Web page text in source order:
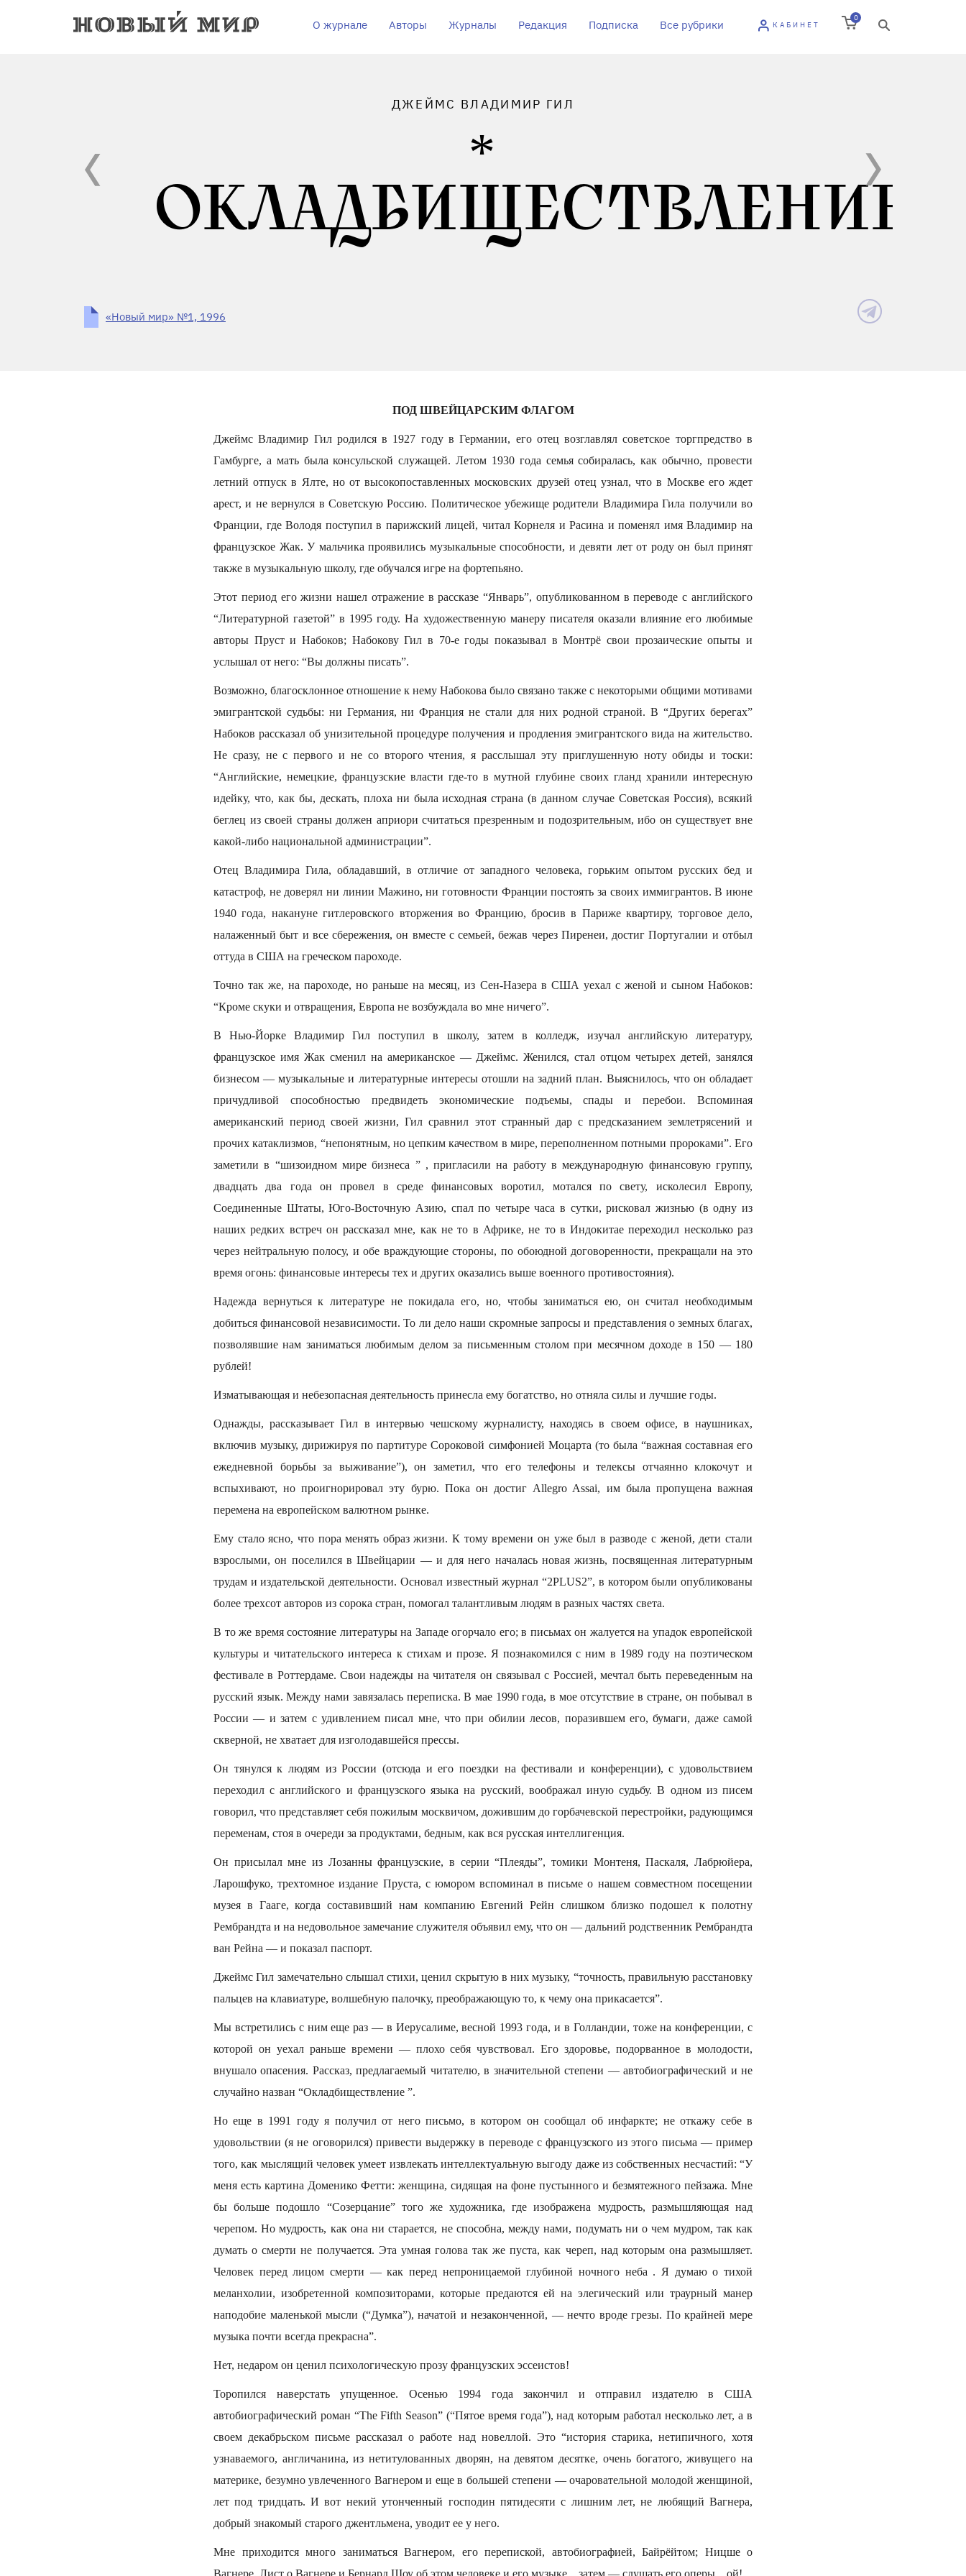
О журнале Авторы Журналы Редакция Подписка Все рубрики КАБИНЕТ
0
ДЖЕЙМС ВЛАДИМИР ГИЛ
ОКЛАДБИЩЕСТВЛЕНИЕ
«Новый мир» №1, 1996
ПОД ШВЕЙЦАРСКИМ ФЛАГОМ
Джеймс Владимир Гил родился в 1927 году в Германии, его отец возглавлял советское торгпредство в
Гамбурге, а мать была консульской служащей. Летом 1930 года семья собиралась, как обычно, провести
летний отпуск в Ялте, но от высокопоставленных московских друзей отец узнал, что в Москве его ждет
арест, и не вернулся в Советскую Россию. Политическое убежище родители Владимира Гила получили во
Франции, где Володя поступил в парижский лицей, читал Корнеля и Расина и поменял имя Владимир на
французское Жак. У мальчика проявились музыкальные способности, и девяти лет от роду он был принят
также в музыкальную школу, где обучался игре на фортепьяно.
Этот период его жизни нашел отражение в рассказе “Январь”, опубликованном в переводе с английского
“Литературной газетой” в 1995 году. На художественную манеру писателя оказали влияние его любимые
авторы Пруст и Набоков; Набокову Гил в 70-е годы показывал в Монтрё свои прозаические опыты и
услышал от него: “Вы должны писать”.
Возможно, благосклонное отношение к нему Набокова было связано также с некоторыми общими мотивами
эмигрантской судьбы: ни Германия, ни Франция не стали для них родной страной. В “Других берегах”
Набоков рассказал об унизительной процедуре получения и продления эмигрантского вида на жительство.
Не сразу, не с первого и не со второго чтения, я расслышал эту приглушенную ноту обиды и тоски:
“Английские, немецкие, французские власти где-то в мутной глубине своих гланд хранили интересную
идейку, что, как бы, дескать, плоха ни была исходная страна (в данном случае Советская Россия), всякий
беглец из своей страны должен априори считаться презренным и подозрительным, ибо он существует вне
какой-либо национальной администрации”.
Отец Владимира Гила, обладавший, в отличие от западного человека, горьким опытом русских бед и
катастроф, не доверял ни линии Мажино, ни готовности Франции постоять за своих иммигрантов. В июне
1940 года, накануне гитлеровского вторжения во Францию, бросив в Париже квартиру, торговое дело,
налаженный быт и все сбережения, он вместе с семьей, бежав через Пиренеи, достиг Португалии и отбыл
оттуда в США на греческом пароходе.
Точно так же, на пароходе, но раньше на месяц, из Сен-Назера в США уехал с женой и сыном Набоков:
“Кроме скуки и отвращения, Европа не возбуждала во мне ничего”.
В Нью-Йорке Владимир Гил поступил в школу, затем в колледж, изучал английскую литературу,
французское имя Жак сменил на американское — Джеймс. Женился, стал отцом четырех детей, занялся
бизнесом — музыкальные и литературные интересы отошли на задний план. Выяснилось, что он обладает
причудливой способностью предвидеть экономические подъемы, спады и перебои. Вспоминая
американский период своей жизни, Гил сравнил этот странный дар с предсказанием землетрясений и
прочих катаклизмов, “непонятным, но цепким качеством в мире, переполненном потными пророками”. Его
заметили в “шизоидном мире бизнеса ” , пригласили на работу в международную финансовую группу,
двадцать два года он провел в среде финансовых воротил, мотался по свету, исколесил Европу,
Соединенные Штаты, Юго-Восточную Азию, спал по четыре часа в сутки, рисковал жизнью (в одну из
наших редких встреч он рассказал мне, как не то в Африке, не то в Индокитае переходил несколько раз
через нейтральную полосу, и обе враждующие стороны, по обоюдной договоренности, прекращали на это
время огонь: финансовые интересы тех и других оказались выше военного противостояния).
Надежда вернуться к литературе не покидала его, но, чтобы заниматься ею, он считал необходимым
добиться финансовой независимости. То ли дело наши скромные запросы и представления о земных благах,
позволявшие нам заниматься любимым делом за письменным столом при месячном доходе в 150 — 180
рублей!
Изматывающая и небезопасная деятельность принесла ему богатство, но отняла силы и лучшие годы.
Однажды, рассказывает Гил в интервью чешскому журналисту, находясь в своем офисе, в наушниках,
включив музыку, дирижируя по партитуре Сороковой симфонией Моцарта (то была “важная составная его
ежедневной борьбы за выживание”), он заметил, что его телефоны и телексы отчаянно клокочут и
вспыхивают, но проигнорировал эту бурю. Пока он достиг Allegro Assai, им была пропущена важная
перемена на европейском валютном рынке.
Ему стало ясно, что пора менять образ жизни. К тому времени он уже был в разводе с женой, дети стали
взрослыми, он поселился в Швейцарии — и для него началась новая жизнь, посвященная литературным
трудам и издательской деятельности. Основал известный журнал “2PLUS2”, в котором были опубликованы
более трехсот авторов из сорока стран, помогал талантливым людям в разных частях света.
В то же время состояние литературы на Западе огорчало его; в письмах он жалуется на упадок европейской
культуры и читательского интереса к стихам и прозе. Я познакомился с ним в 1989 году на поэтическом
фестивале в Роттердаме. Свои надежды на читателя он связывал с Россией, мечтал быть переведенным на
русский язык. Между нами завязалась переписка. В мае 1990 года, в мое отсутствие в стране, он побывал в
России — и затем с удивлением писал мне, что при обилии лесов, поразившем его, бумаги, даже самой
скверной, не хватает для изголодавшейся прессы.
Он тянулся к людям из России (отсюда и его поездки на фестивали и конференции), с удовольствием
переходил с английского и французского языка на русский, воображал иную судьбу. В одном из писем
говорил, что представляет себя пожилым москвичом, дожившим до горбачевской перестройки, радующимся
переменам, стоя в очереди за продуктами, бедным, как вся русская интеллигенция.
Он присылал мне из Лозанны французские, в серии “Плеяды”, томики Монтеня, Паскаля, Лабрюйера,
Ларошфуко, трехтомное издание Пруста, с юмором вспоминал в письме о нашем совместном посещении
музея в Гааге, когда составивший нам компанию Евгений Рейн слишком близко подошел к полотну
Рембрандта и на недовольное замечание служителя объявил ему, что он — дальний родственник Рембрандта
ван Рейна — и показал паспорт.
Джеймс Гил замечательно слышал стихи, ценил скрытую в них музыку, “точность, правильную расстановку
пальцев на клавиатуре, волшебную палочку, преображающую то, к чему она прикасается”.
Мы встретились с ним еще раз — в Иерусалиме, весной 1993 года, и в Голландии, тоже на конференции, с
которой он уехал раньше времени — плохо себя чувствовал. Его здоровье, подорванное в молодости,
внушало опасения. Рассказ, предлагаемый читателю, в значительной степени — автобиографический и не
случайно назван “Окладбиществление ”.
Но еще в 1991 году я получил от него письмо, в котором он сообщал об инфаркте; не откажу себе в
удовольствии (я не оговорился) привести выдержку в переводе с французского из этого письма — пример
того, как мыслящий человек умеет извлекать интеллектуальную выгоду даже из собственных несчастий: “У
меня есть картина Доменико Фетти: женщина, сидящая на фоне пустынного и безмятежного пейзажа. Мне
бы больше подошло “Созерцание” того же художника, где изображена мудрость, размышляющая над
черепом. Но мудрость, как она ни старается, не способна, между нами, подумать ни о чем мудром, так как
думать о смерти не получается. Эта умная голова так же пуста, как череп, над которым она размышляет.
Человек перед лицом смерти — как перед непроницаемой глубиной ночного неба . Я думаю о тихой
меланхолии, изобретенной композиторами, которые предаются ей на элегический или траурный манер
наподобие маленькой мысли (“Думка”), начатой и незаконченной, — нечто вроде грезы. По крайней мере
музыка почти всегда прекрасна”.
Нет, недаром он ценил психологическую прозу французских эссеистов!
Торопился наверстать упущенное. Осенью 1994 года закончил и отправил издателю в США
автобиографический роман “The Fifth Season” (“Пятое время года”), над которым работал несколько лет, а в
своем декабрьском письме рассказал о работе над новеллой. Это “история старика, нетипичного, хотя
узнаваемого, англичанина, из нетитулованных дворян, на девятом десятке, очень богатого, живущего на
материке, безумно увлеченного Вагнером и еще в большей степени — очаровательной молодой женщиной,
лет под тридцать. И вот некий утонченный господин пятидесяти с лишним лет, не любящий Вагнера,
добрый знакомый старого джентльмена, уводит ее у него.
Мне приходится много заниматься Вагнером, его перепиской, автобиографией, Байрёйтом; Ницше о
Вагнере, Лист о Вагнере и Бернард Шоу об этом человеке и его музыке... затем — слушать его оперы... ой!